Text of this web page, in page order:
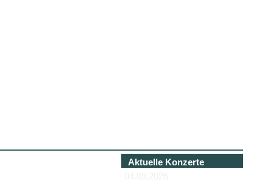
Aktuelle Konzerte